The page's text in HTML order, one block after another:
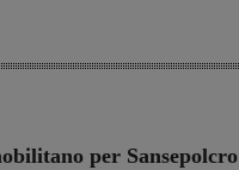
per Sansepolcro